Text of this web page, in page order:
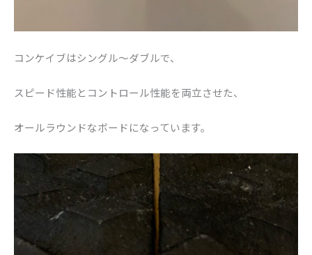
コンケイブはシングル〜ダブルで、
スピード性能とコントロール性能を両立させた、
オールラウンドなボードになっています。